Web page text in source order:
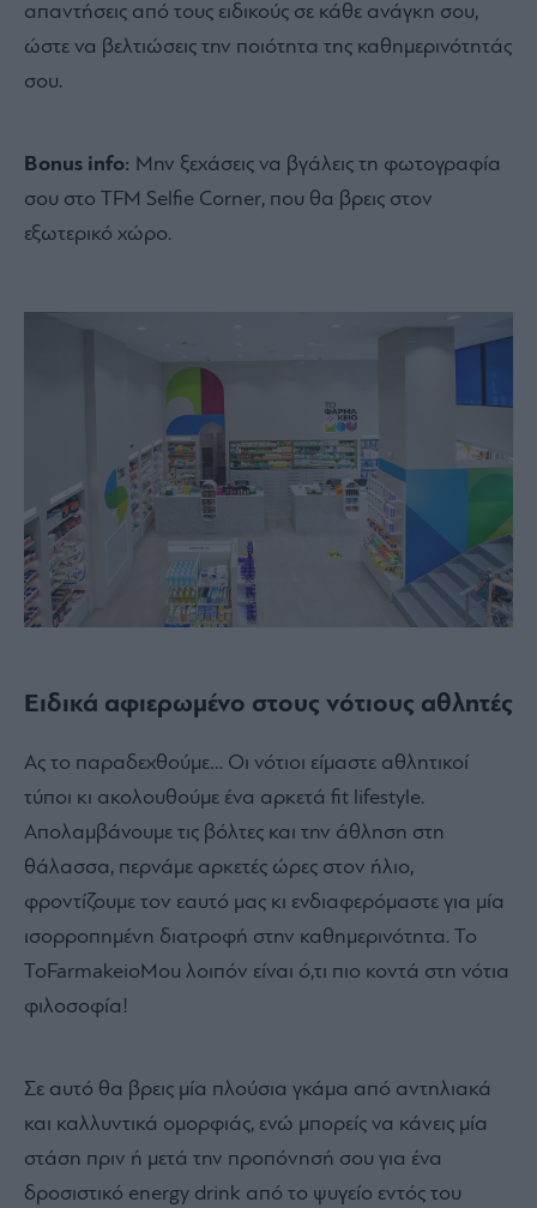
απαντήσεις από τους ειδικούς σε κάθε ανάγκη σου,
ώστε να βελτιώσεις την ποιότητα της καθημερινότητάς
σου.
Bonus info: Μην ξεχάσεις να βγάλεις τη φωτογραφία
σου στο TFM Selfie Corner, που θα βρεις στον
εξωτερικό χώρο.
Ειδικά αφιερωμένο στους νότιους αθλητές
Ας το παραδεχθούμε… Οι νότιοι είμαστε αθλητικοί
τύποι κι ακολουθούμε ένα αρκετά fit lifestyle.
Απολαμβάνουμε τις βόλτες και την άθληση στη
θάλασσα, περνάμε αρκετές ώρες στον ήλιο,
φροντίζουμε τον εαυτό μας κι ενδιαφερόμαστε για μία
ισορροπημένη διατροφή στην καθημερινότητα. Το
ToFarmakeioMou λοιπόν είναι ό,τι πιο κοντά στη νότια
φιλοσοφία!
Σε αυτό θα βρεις μία πλούσια γκάμα από αντηλιακά
και καλλυντικά ομορφιάς, ενώ μπορείς να κάνεις μία
στάση πριν ή μετά την προπόνησή σου για ένα
δροσιστικό energy drink από το ψυγείο εντός του